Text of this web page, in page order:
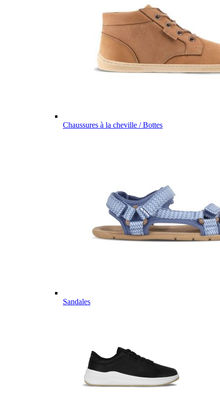
Chaussures à la cheville / Bottes
Sandales